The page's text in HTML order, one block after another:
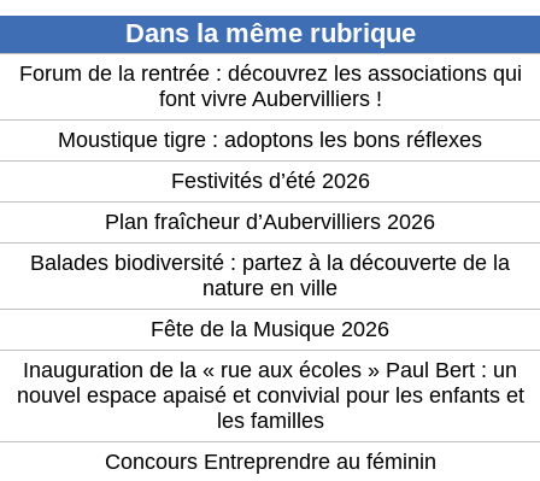
Dans la même rubrique
Forum de la rentrée : découvrez les associations qui
font vivre Aubervilliers !
Moustique tigre : adoptons les bons réflexes
Festivités d’été 2026
Plan fraîcheur d’Aubervilliers 2026
Balades biodiversité : partez à la découverte de la
nature en ville
Fête de la Musique 2026
Inauguration de la « rue aux écoles » Paul Bert : un
nouvel espace apaisé et convivial pour les enfants et
les familles
Concours Entreprendre au féminin